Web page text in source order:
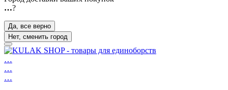
…?
Да, все верно
Нет, сменить город
…
…
…